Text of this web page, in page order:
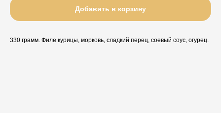
Добавить в корзину
330 грамм. Филе курицы, морковь, сладкий перец, соевый соус, огурец.